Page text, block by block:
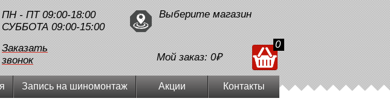
ПН - ПТ 09:00-18:00
СУББОТА 09:00-15:00
Заказать
звонок
Выберите магазин
Мой заказ: 0₽
0
Запись на шиномонтаж Акции Контакты